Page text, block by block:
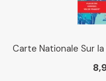
Carte Nationale Sur